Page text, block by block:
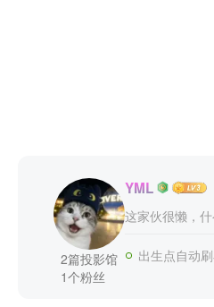
2篇投影馆
1个粉丝
YML
这家伙很懒，
出生点自动